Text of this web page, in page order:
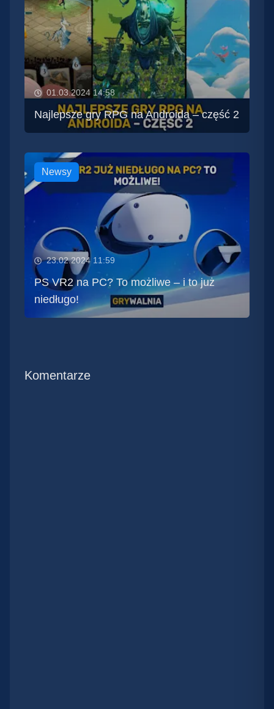
01.03.2024 14:58
Najlepsze gry RPG na Androida – część 2
Newsy
23.02.2024 11:59
PS VR2 na PC? To możliwe – i to już
niedługo!
Komentarze